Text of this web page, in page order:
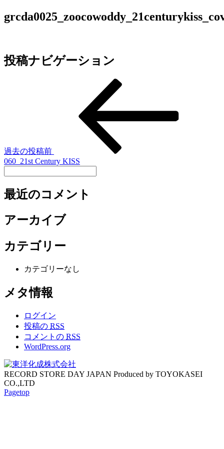
投稿ナビゲーション
過去の投稿前
060_21st Century KISS
最近のコメント
アーカイブ
カテゴリー
カテゴリーなし
メタ情報
ログイン
投稿の RSS
コメントの RSS
WordPress.org
RECORD STORE DAY JAPAN Produced by TOYOKASEI
CO.,LTD
Pagetop